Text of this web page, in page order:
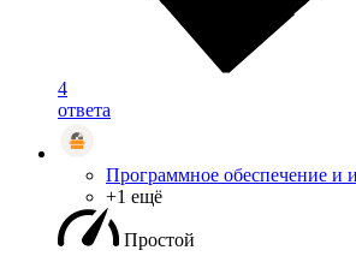
4
ответа
Программное обеспечение и
+1 ещё
Простой